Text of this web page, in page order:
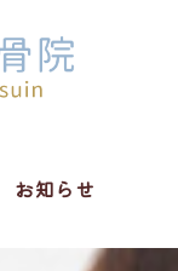
お知らせ